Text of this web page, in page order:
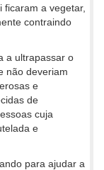
ficaram a vegetar,
contraindo
a ultrapassar o
não deveriam
e
de
cuja
e
para ajudar a